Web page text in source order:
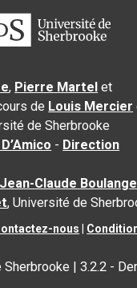
, Pierre Martel et
de Louis Mercier
de Sherbrooke
- Direction
Claude
, Université de
nous
Sherbrooke |3.2.2 -